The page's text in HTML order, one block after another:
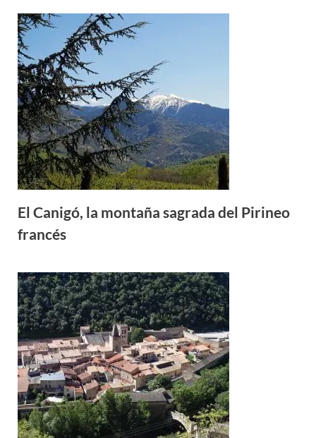
El Canigó, la montaña sagrada del Pirineo
francés